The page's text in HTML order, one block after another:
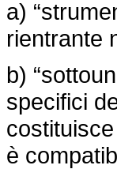
a)
rientrante
b)
specifici
è